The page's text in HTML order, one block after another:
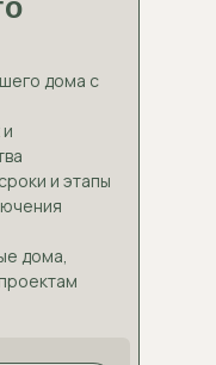
дома с
и этапы
дома,